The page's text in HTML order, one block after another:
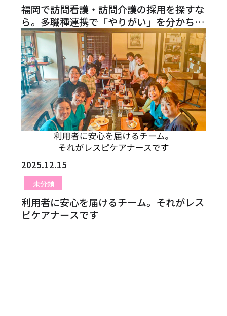
福岡で訪問看護・訪問介護の採用を探すな
ら。多職種連携で「やりがい」を分かち合
う楽サポの日常
2025.12.15
未分類
利用者に安心を届けるチーム。それがレス
ピケアナースです